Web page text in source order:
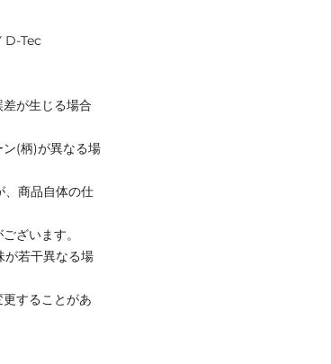
D-Tec
が生じる場合
(柄)が異なる場
、商品自体の仕
ざいます。
が若干異なる場
することがあ